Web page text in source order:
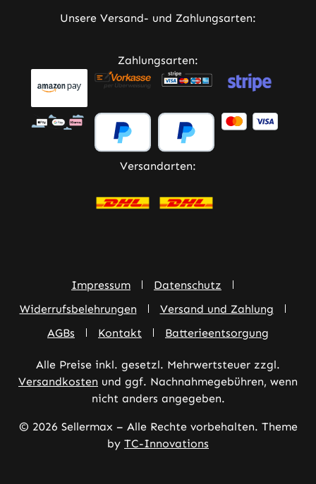
Unsere Versand- und Zahlungsarten:
Zahlungsarten:
Versandarten:
Impressum
Datenschutz
Widerrufsbelehrungen
Versand und Zahlung
AGBs
Kontakt Batterieentsorgung
Alle Preise inkl. gesetzl. Mehrwertsteuer zzgl.
Versandkosten und ggf. Nachnahmegebühren, wenn
nicht anders angegeben.
© 2026 Sellermax – Alle Rechte vorbehalten. Theme
by TC-Innovations